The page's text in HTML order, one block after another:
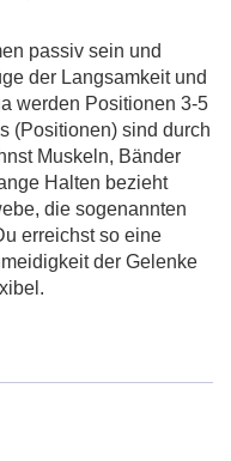
passiv sein und
der Langsamkeit und
werden Positionen 3-5
(Positionen) sind durch
Muskeln, Bänder
Halten bezieht
die sogenannten
erreichst so eine
der Gelenke